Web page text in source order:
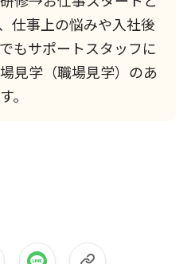
仕事上の悩みや入社後
もサポートスタッフに
見学（職場見学）のあ
。